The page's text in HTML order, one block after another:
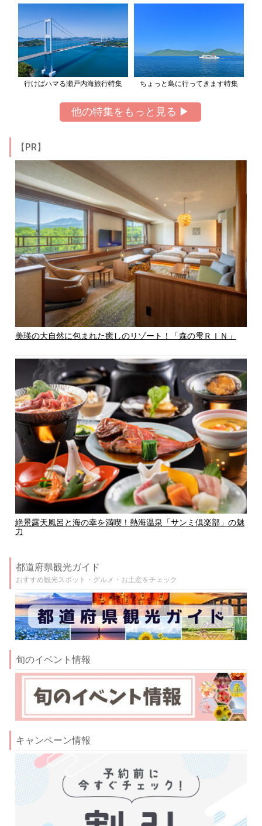
行けばハマる瀬戸内海旅行特集 ちょっと島に行ってきます特集
他の特集をもっと見る ▶
【PR】
美瑛の大自然に包まれた癒しのリゾート！「森の雫ＲＩＮ」
絶景露天風呂と海の幸を満喫！熱海温泉「サンミ倶楽部」の魅
力
都道府県観光ガイド
おすすめ観光スポット・グルメ・お土産をチェック
旬のイベント情報
キャンペーン情報